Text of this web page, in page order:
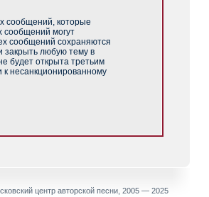
сообщений, которые
сообщений могут
сообщений сохраняются
закрыть любую тему в
будет открыта третьим
несанкционированному
центр авторской песни, 2005 — 2025